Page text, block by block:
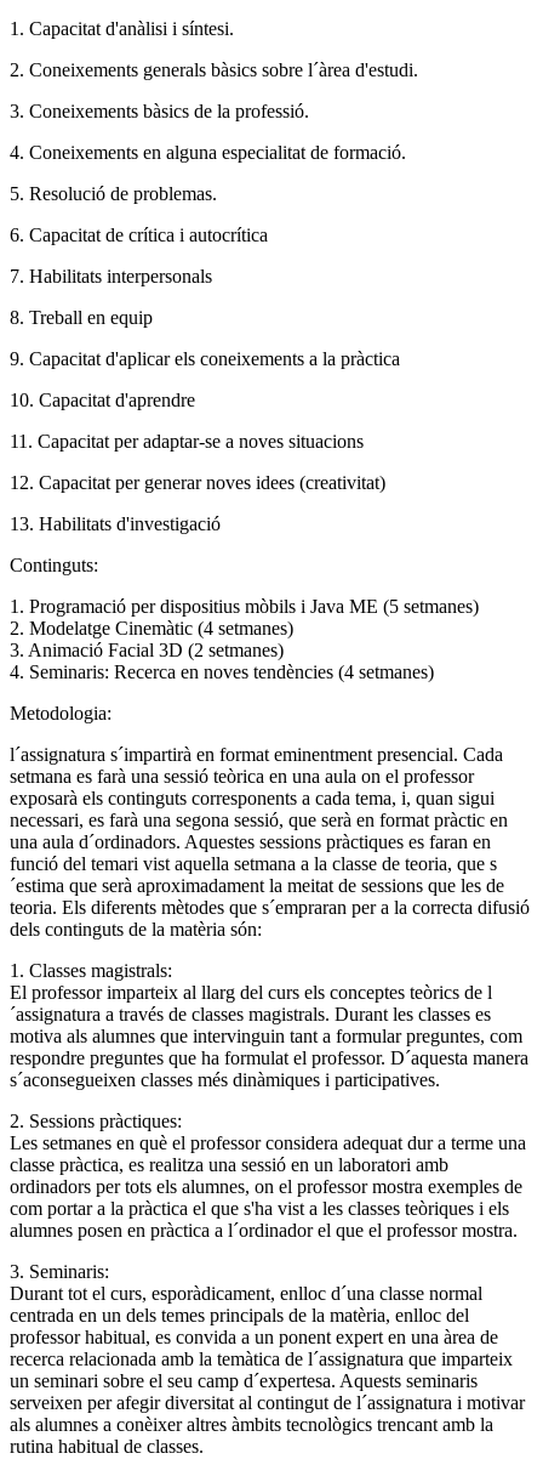
1. Capacitat d'anàlisi i síntesi.
2. Coneixements generals bàsics sobre l´àrea d'estudi.
3. Coneixements bàsics de la professió.
4. Coneixements en alguna especialitat de formació.
5. Resolució de problemas.
6. Capacitat de crítica i autocrítica
7. Habilitats interpersonals
8. Treball en equip
9. Capacitat d'aplicar els coneixements a la pràctica
10. Capacitat d'aprendre
11. Capacitat per adaptar-se a noves situacions
12. Capacitat per generar noves idees (creativitat)
13. Habilitats d'investigació
Continguts:
1. Programació per dispositius mòbils i Java ME (5 setmanes)
2. Modelatge Cinemàtic (4 setmanes)
3. Animació Facial 3D (2 setmanes)
4. Seminaris: Recerca en noves tendències (4 setmanes)
Metodologia:
l´assignatura s´impartirà en format eminentment presencial. Cada
setmana es farà una sessió teòrica en una aula on el professor
exposarà els continguts corresponents a cada tema, i, quan sigui
necessari, es farà una segona sessió, que serà en format pràctic en
una aula d´ordinadors. Aquestes sessions pràctiques es faran en
funció del temari vist aquella setmana a la classe de teoria, que s
´estima que serà aproximadament la meitat de sessions que les de
teoria. Els diferents mètodes que s´empraran per a la correcta difusió
dels continguts de la matèria són:
1. Classes magistrals:
El professor imparteix al llarg del curs els conceptes teòrics de l
´assignatura a través de classes magistrals. Durant les classes es
motiva als alumnes que intervinguin tant a formular preguntes, com
respondre preguntes que ha formulat el professor. D´aquesta manera
s´aconsegueixen classes més dinàmiques i participatives.
2. Sessions pràctiques:
Les setmanes en què el professor considera adequat dur a terme una
classe pràctica, es realitza una sessió en un laboratori amb
ordinadors per tots els alumnes, on el professor mostra exemples de
com portar a la pràctica el que s'ha vist a les classes teòriques i els
alumnes posen en pràctica a l´ordinador el que el professor mostra.
3. Seminaris:
Durant tot el curs, esporàdicament, enlloc d´una classe normal
centrada en un dels temes principals de la matèria, enlloc del
professor habitual, es convida a un ponent expert en una àrea de
recerca relacionada amb la temàtica de l´assignatura que imparteix
un seminari sobre el seu camp d´expertesa. Aquests seminaris
serveixen per afegir diversitat al contingut de l´assignatura i motivar
als alumnes a conèixer altres àmbits tecnològics trencant amb la
rutina habitual de classes.